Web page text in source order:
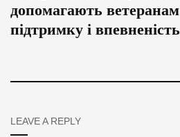
допомагають
підтримку і впевненість
LEAVE A REPLY